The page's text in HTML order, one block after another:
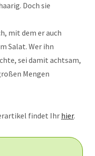
Doch sie
mit dem er auch
Salat. Wer ihn
sei damit achtsam,
Mengen
findet Ihr hier.